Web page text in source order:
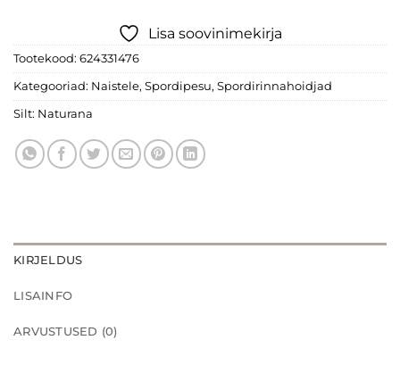
Lisa soovinimekirja
Tootekood: 624331476
Kategooriad: Naistele, Spordipesu, Spordirinnahoidjad
Silt: Naturana
KIRJELDUS
LISAINFO
ARVUSTUSED (0)